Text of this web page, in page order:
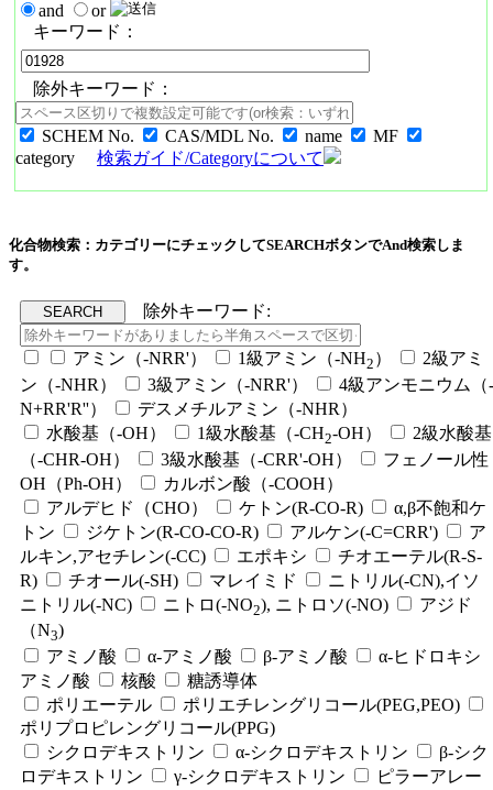
and
or
キーワード：
除外キーワード：
SCHEM No. CAS/MDL No. name
MF
category
検索ガイド/Categoryについて
化合物検索：カテゴリーにチェックしてSEARCHボタンでAnd検索しま
す。
除外キーワード:
アミン（-NRR'） 1級アミン（-NH2 ）
2級アミ
ン（-NHR）
3級アミン（-NRR'）
4級アンモニウム（-
N+RR'R''）
デスメチルアミン（-NHR）
水酸基（-OH）
1級水酸基（-CH2-OH）
2級水酸基
（-CHR-OH）
3級水酸基（-CRR'-OH）
フェノール性
OH（Ph-OH）
カルボン酸（-COOH）
アルデヒド（CHO）
ケトン(R-CO-R)
α,β不飽和ケ
トン
ジケトン(R-CO-CO-R) アルケン(-C=CRR')
ア
ルキン,アセチレン(-CC)
エポキシ
チオエーテル(R-S-
R)
チオール(-SH) マレイミド
ニトリル(-CN),イソ
ニトリル(-NC)
ニトロ(-NO2), ニトロソ(-NO)
アジド
（N3)
アミノ酸
α-アミノ酸 β-アミノ酸
α-ヒドロキシ
アミノ酸
核酸
糖誘導体
ポリエーテル
ポリエチレングリコール(PEG,PEO)
ポリプロピレングリコール(PPG)
シクロデキストリン
α-シクロデキストリン
β-シク
ロデキストリン
γ-シクロデキストリン ピラーアレー